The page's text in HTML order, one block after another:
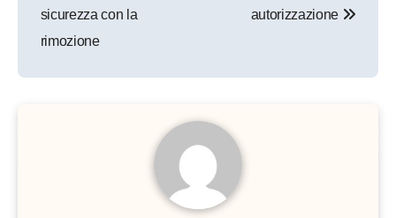
sicurezza con la
rimozione
autorizzazione